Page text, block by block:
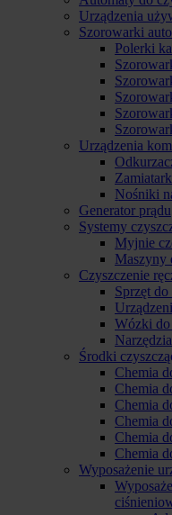
Urządzenia
Szorowarki
Polerki
Urządzenia
Nośniki
Generator prądu
Systemy
Myjnie
Maszyny
Czyszczenie
Sprzęt
Wózki do
Środki
Chemia
Chemia
Chemia
Chemia
Chemia
Chemia
Wyposażenie